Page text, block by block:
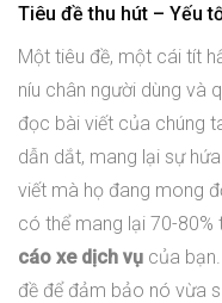
Tiêu đề thu hút – Yếu
Một tiêu đề, một cái tít
níu chân người dùng và
đọc bài viết của chúng
dẫn dắt, mang lại sự
viết mà họ đang mong
có thể mang lại 70-
cáo xe dịch vụ của
đề để đảm bảo nó vừa